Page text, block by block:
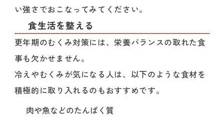
い強さでおこなってみてください。
食生活を整える
更年期のむくみ対策には、栄養バランスの取れた食
事も欠かせません。
冷えやむくみが気になる人は、以下のような食材を
積極的に取り入れるのもおすすめです。
肉や魚などのたんぱく質